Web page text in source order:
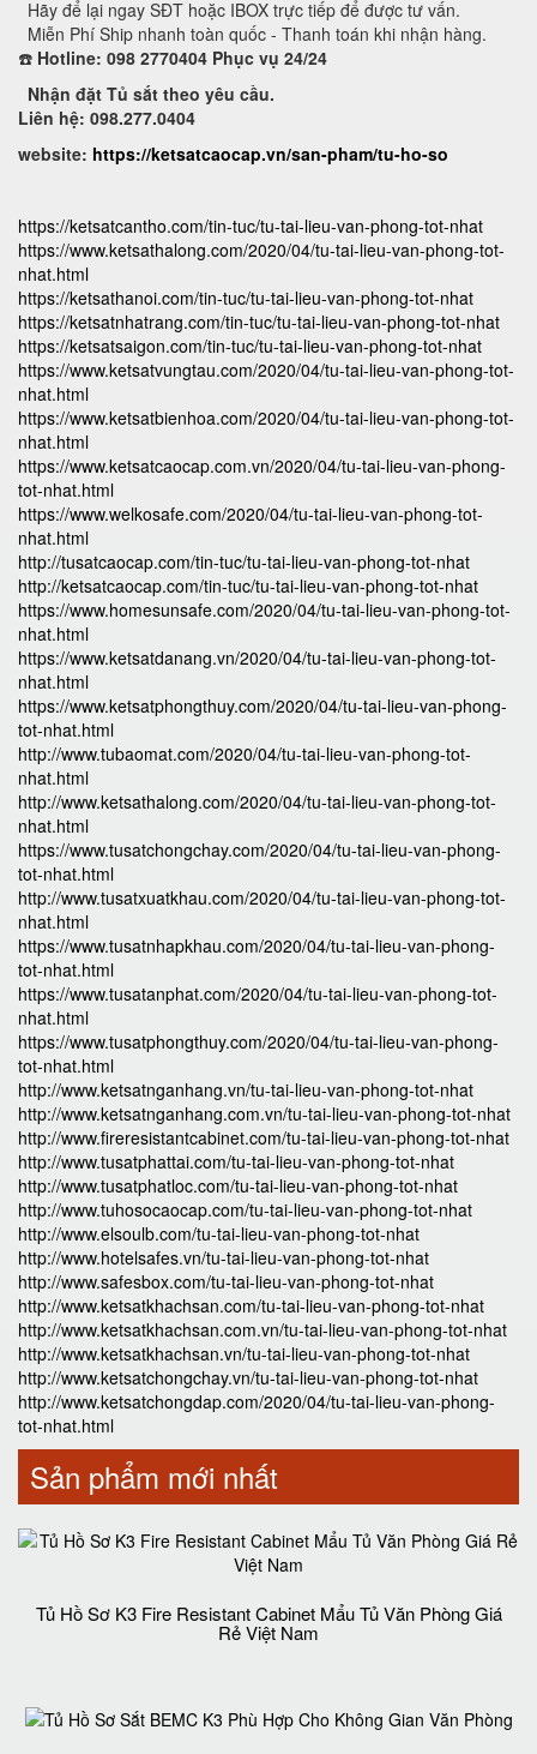
Hãy để lại ngay SĐT hoặc IBOX trực tiếp để được tư vấn.
Miễn Phí Ship nhanh toàn quốc - Thanh toán khi nhận hàng.
☎️ Hotline: 098 2770404 Phục vụ 24/24
Nhận đặt Tủ sắt theo yêu cầu.
Liên hệ: 098.277.0404
website: https://ketsatcaocap.vn/san-pham/tu-ho-so
https://ketsatcantho.com/tin-tuc/tu-tai-lieu-van-phong-tot-nhat
https://www.ketsathalong.com/2020/04/tu-tai-lieu-van-phong-tot-
nhat.html
https://ketsathanoi.com/tin-tuc/tu-tai-lieu-van-phong-tot-nhat
https://ketsatnhatrang.com/tin-tuc/tu-tai-lieu-van-phong-tot-nhat
https://ketsatsaigon.com/tin-tuc/tu-tai-lieu-van-phong-tot-nhat
https://www.ketsatvungtau.com/2020/04/tu-tai-lieu-van-phong-tot-
nhat.html
https://www.ketsatbienhoa.com/2020/04/tu-tai-lieu-van-phong-tot-
nhat.html
https://www.ketsatcaocap.com.vn/2020/04/tu-tai-lieu-van-phong-
tot-nhat.html
https://www.welkosafe.com/2020/04/tu-tai-lieu-van-phong-tot-
nhat.html
http://tusatcaocap.com/tin-tuc/tu-tai-lieu-van-phong-tot-nhat
http://ketsatcaocap.com/tin-tuc/tu-tai-lieu-van-phong-tot-nhat
https://www.homesunsafe.com/2020/04/tu-tai-lieu-van-phong-tot-
nhat.html
https://www.ketsatdanang.vn/2020/04/tu-tai-lieu-van-phong-tot-
nhat.html
https://www.ketsatphongthuy.com/2020/04/tu-tai-lieu-van-phong-
tot-nhat.html
http://www.tubaomat.com/2020/04/tu-tai-lieu-van-phong-tot-
nhat.html
http://www.ketsathalong.com/2020/04/tu-tai-lieu-van-phong-tot-
nhat.html
https://www.tusatchongchay.com/2020/04/tu-tai-lieu-van-phong-
tot-nhat.html
http://www.tusatxuatkhau.com/2020/04/tu-tai-lieu-van-phong-tot-
nhat.html
https://www.tusatnhapkhau.com/2020/04/tu-tai-lieu-van-phong-
tot-nhat.html
https://www.tusatanphat.com/2020/04/tu-tai-lieu-van-phong-tot-
nhat.html
https://www.tusatphongthuy.com/2020/04/tu-tai-lieu-van-phong-
tot-nhat.html
http://www.ketsatnganhang.vn/tu-tai-lieu-van-phong-tot-nhat
http://www.ketsatnganhang.com.vn/tu-tai-lieu-van-phong-tot-nhat
http://www.fireresistantcabinet.com/tu-tai-lieu-van-phong-tot-nhat
http://www.tusatphattai.com/tu-tai-lieu-van-phong-tot-nhat
http://www.tusatphatloc.com/tu-tai-lieu-van-phong-tot-nhat
http://www.tuhosocaocap.com/tu-tai-lieu-van-phong-tot-nhat
http://www.elsoulb.com/tu-tai-lieu-van-phong-tot-nhat
http://www.hotelsafes.vn/tu-tai-lieu-van-phong-tot-nhat
http://www.safesbox.com/tu-tai-lieu-van-phong-tot-nhat
http://www.ketsatkhachsan.com/tu-tai-lieu-van-phong-tot-nhat
http://www.ketsatkhachsan.com.vn/tu-tai-lieu-van-phong-tot-nhat
http://www.ketsatkhachsan.vn/tu-tai-lieu-van-phong-tot-nhat
http://www.ketsatchongchay.vn/tu-tai-lieu-van-phong-tot-nhat
http://www.ketsatchongdap.com/2020/04/tu-tai-lieu-van-phong-
tot-nhat.html
Sản phẩm mới nhất
Tủ Hồ Sơ K3 Fire Resistant Cabinet Mẩu Tủ Văn Phòng Giá
Rẻ Việt Nam